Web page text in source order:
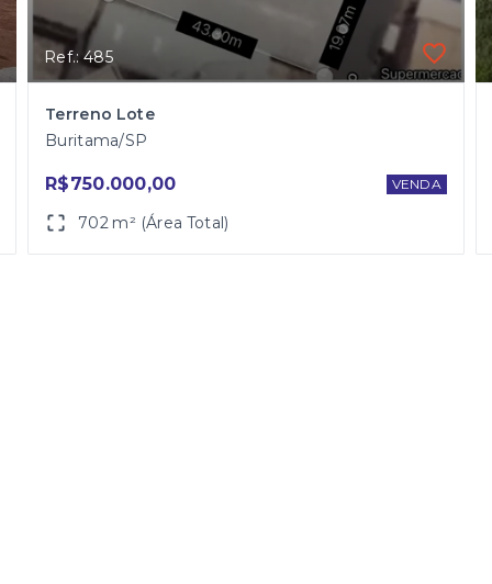
Ref.: 485
Terreno Lote
Buritama/SP
R$750.000,00 VENDA
702 m² (Área Total)